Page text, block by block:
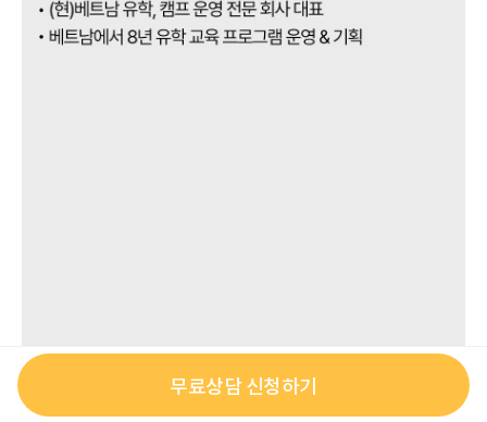
무료상담 신청하기